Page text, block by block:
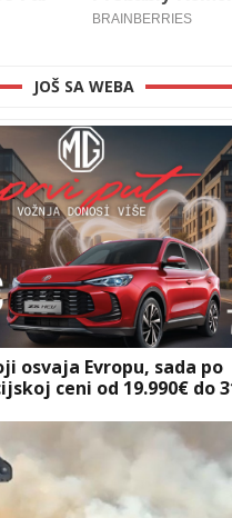
JOŠ SA WEBA
osvaja Evropu, sada po
ceni od 19.990€ do